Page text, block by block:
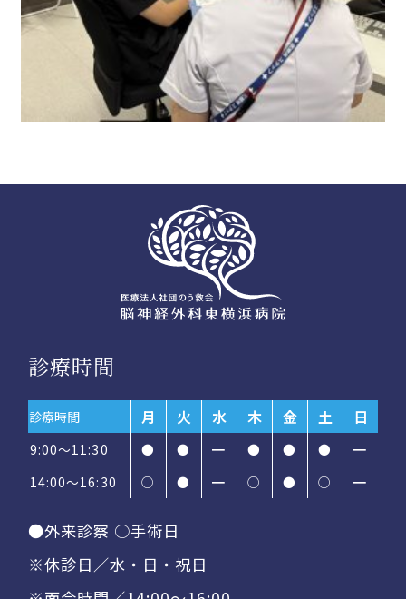
診療時間
診療時間 月 火 水 木 金 土 日
9:00～11:30 ● ● ━ ● ● ●
━
14:00〜16:30
○ ● ━ ○ ● ○ ━
●外来診察 ○手術日
※休診日／水・日・祝日